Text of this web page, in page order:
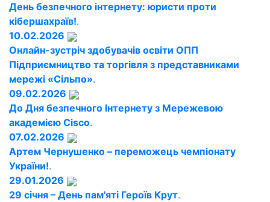
День безпечного інтернету: юристи проти
кібершахраїв!.
10.02.2026
Онлайн-зустріч здобувачів освіти ОПП
Підприємництво та торгівля з представниками
мережі «Сільпо».
09.02.2026
До Дня безпечного Інтернету з Мережевою
академією Cisco.
07.02.2026
Артем Чернушенко – переможець чемпіонату
України!.
29.01.2026
29 січня – День пам'яті Героїв Крут.